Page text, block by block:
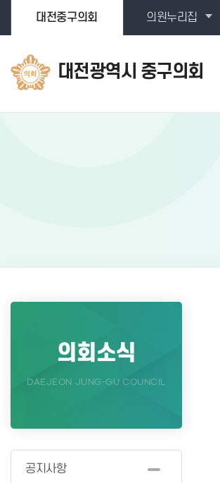
대전중구의회
의원누리집
대전광역시 중구의회
의회소식
DAEJEON JUNG-GU COUNCIL
공지사항